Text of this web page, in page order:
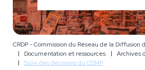
CRDP - Commission du Réseau de la Diffusion
Documentation et ressources
Archives
Suivi des décisions du CSMP